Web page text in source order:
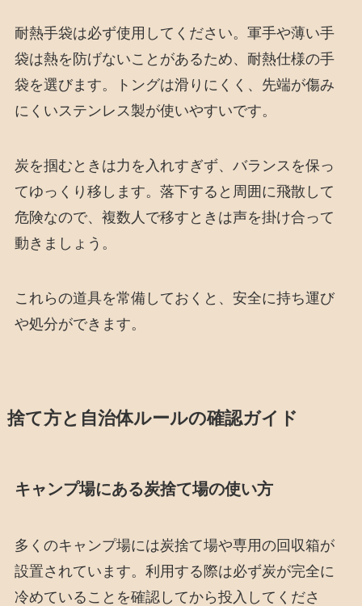
耐熱手袋は必ず使用してください。軍手や薄い手
袋は熱を防げないことがあるため、耐熱仕様の手
袋を選びます。トングは滑りにくく、先端が傷み
にくいステンレス製が使いやすいです。
炭を掴むときは力を入れすぎず、バランスを保っ
てゆっくり移します。落下すると周囲に飛散して
危険なので、複数人で移すときは声を掛け合って
動きましょう。
これらの道具を常備しておくと、安全に持ち運び
や処分ができます。
捨て方と自治体ルールの確認ガイド
キャンプ場にある炭捨て場の使い方
多くのキャンプ場には炭捨て場や専用の回収箱が
設置されています。利用する際は必ず炭が完全に
冷めていることを確認してから投入してくださ